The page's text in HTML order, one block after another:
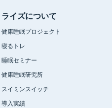
ライズについて
健康睡眠プロジェクト
寝るトレ
睡眠セミナー
健康睡眠研究所
スイミンスイッチ
導入実績